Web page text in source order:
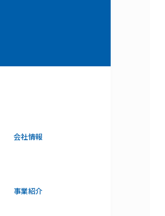
会社情報
事業紹介